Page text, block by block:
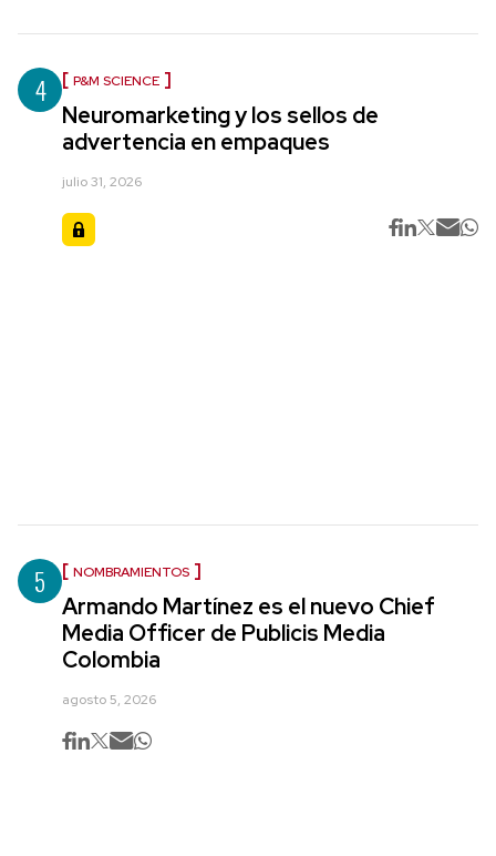
4 P&M SCIENCE
Neuromarketing y los sellos de
advertencia en empaques
julio 31, 2026
5 NOMBRAMIENTOS
Armando Martínez es el nuevo Chief
Media Officer de Publicis Media
Colombia
agosto 5, 2026